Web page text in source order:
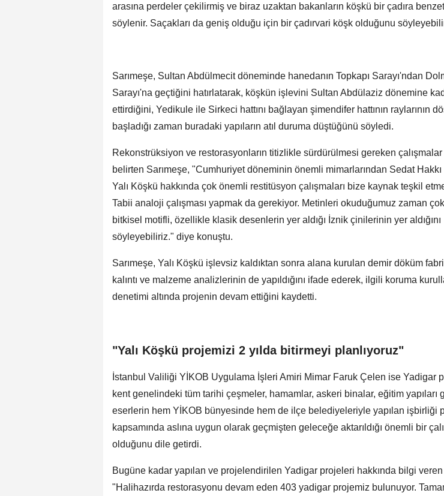
arasına perdeler çekilirmiş ve biraz uzaktan bakanların köşkü bir çadıra
söylenir. Saçakları da geniş olduğu için bir çadırvari köşk olduğunu
Sarımeşe, Sultan Abdülmecit döneminde hanedanın Topkapı Sarayı'ndan
Sarayı'na geçtiğini hatırlatarak, köşkün işlevini Sultan Abdülaziz dönemine
ettirdiğini, Yedikule ile Sirkeci hattını bağlayan şimendifer hattının raylarının
başladığı zaman buradaki yapıların atıl duruma düştüğünü söyledi.
Rekonstrüksiyon ve restorasyonların titizlikle sürdürülmesi gereken
belirten Sarımeşe, "Cumhuriyet döneminin önemli mimarlarından Sedat
Yalı Köşkü hakkında çok önemli restitüsyon çalışmaları bize kaynak teşkil
Tabii analoji çalışması yapmak da gerekiyor. Metinleri okuduğumuz zaman
bitkisel motifli, özellikle klasik desenlerin yer aldığı İznik çinilerinin yer aldığını
söyleyebiliriz." diye konuştu.
Sarımeşe, Yalı Köşkü işlevsiz kaldıktan sonra alana kurulan demir döküm
kalıntı ve malzeme analizlerinin de yapıldığını ifade ederek, ilgili koruma
denetimi altında projenin devam ettiğini kaydetti.
"Yalı Köşkü projemizi 2 yılda bitirmeyi planlıyoruz"
İstanbul Valiliği YİKOB Uygulama İşleri Amiri Mimar Faruk Çelen ise Yadigar
kent genelindeki tüm tarihi çeşmeler, hamamlar, askeri binalar, eğitim yapıları
eserlerin hem YİKOB bünyesinde hem de ilçe belediyeleriyle yapılan işbirliği
kapsamında aslına uygun olarak geçmişten geleceğe aktarıldığı önemli bir
olduğunu dile getirdi.
Bugüne kadar yapılan ve projelendirilen Yadigar projeleri hakkında bilgi
"Halihazırda restorasyonu devam eden 403 yadigar projemiz bulunuyor.